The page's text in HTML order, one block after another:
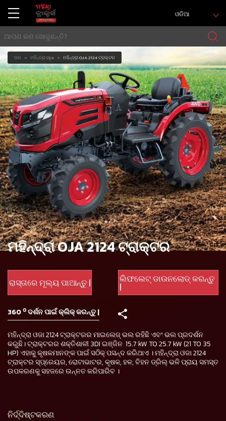
ଓଡିଆ
ଘର ମହିନ୍ଦ୍ରା Oja ମହିନ୍ଦ୍ରା OJA 2124 ଟ୍ରାକ୍ଟର
ମହିନ୍ଦ୍ରା OJA 2124 ଟ୍ରାକ୍ଟର
ରାସ୍ତାରେ ମୂଲ୍ୟ ପାଆନ୍ତୁ | ଲିଫଲେଟ୍ ଡାଉନଲୋଡ୍ କରନ୍ତୁ
|
360 0ଦର୍ଶନ ପାଇଁ କ୍ଲିକ୍ କରନ୍ତୁ |
ମହିନ୍ଦ୍ରା ଓଜା 2124 ଟ୍ରାକ୍ଟରର ମାଇଲେଜ୍ ଭଲ ରହିଛି ଏବଂ ଭଲ ପ୍ରଦର୍ଶନ
କରୁଛି। ଟ୍ରାକ୍ଟରର ଶକ୍ତିଶାଳୀ 3DI ଇଞ୍ଜିନ 15.7 kW TO 25.7 kW (21 TO 35
HP) ଏହାକୁ କୃଷକମାନଙ୍କ ପାଇଁ ସଠିକ୍ ପସନ୍ଦ କରିଥାଏ । ମହିନ୍ଦ୍ରା ଓଜା 2124
ଟ୍ରାକ୍ଟର ସ୍ପ୍ରେୟର, ରୋଟାଭାଟର, କୃଷକ, ହଳ, ବିହନ ଡ୍ରିଲ୍ ଭଳି ପ୍ରାୟ ସମସ୍ତ
ଉପକରଣକୁ ସହଜରେ ଉନ୍ନତ କରିପାରିବ ।
ନିର୍ଦ୍ଦିଷ୍ଟକରଣ